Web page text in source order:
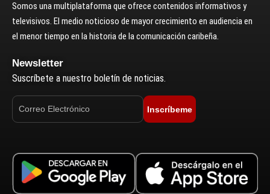
Somos una multiplataforma que ofrece contenidos informativos y
televisivos. El medio noticioso de mayor crecimiento en audiencia en
el menor tiempo en la historia de la comunicación caribeña.
Newsletter
Suscríbete a nuestro boletín de noticias.
Inscríbeme